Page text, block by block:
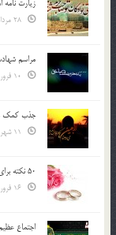
زیارت نامه
مراسم
جذب کمک
50 نکته برای ازدواج موفق
اجتماع